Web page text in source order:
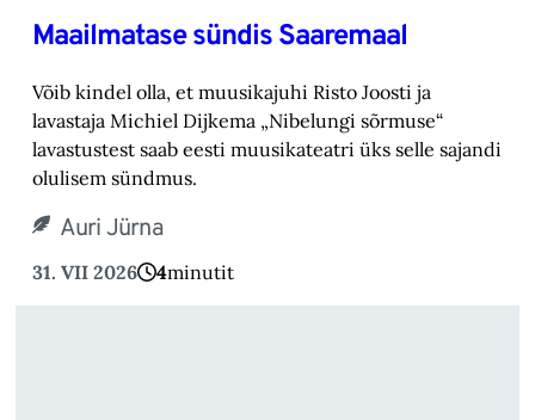
Maailmatase sündis Saaremaal
Võib kindel olla, et muusikajuhi Risto Joosti ja
lavastaja Michiel Dijkema „Nibelungi sõrmuse“
lavastustest saab eesti muusikateatri üks selle sajandi
olulisem sündmus.
Auri Jürna
31. VII 2026 4minutit